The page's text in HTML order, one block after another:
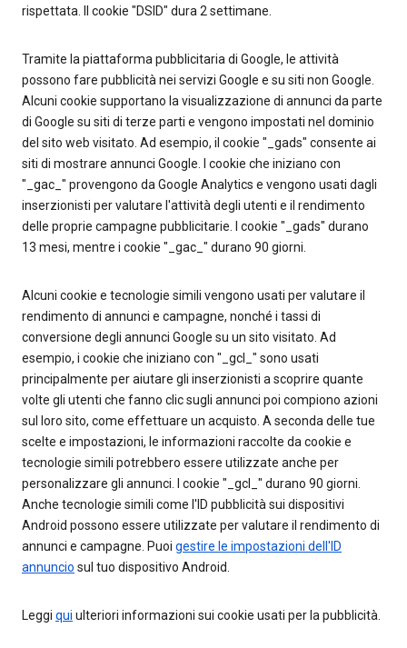
rispettata. Il cookie "DSID" dura 2 settimane.
Tramite la piattaforma pubblicitaria di Google, le attività
possono fare pubblicità nei servizi Google e su siti non Google.
Alcuni cookie supportano la visualizzazione di annunci da parte
di Google su siti di terze parti e vengono impostati nel dominio
del sito web visitato. Ad esempio, il cookie "_gads" consente ai
siti di mostrare annunci Google. I cookie che iniziano con
"_gac_" provengono da Google Analytics e vengono usati dagli
inserzionisti per valutare l'attività degli utenti e il rendimento
delle proprie campagne pubblicitarie. I cookie "_gads" durano
13 mesi, mentre i cookie "_gac_" durano 90 giorni.
Alcuni cookie e tecnologie simili vengono usati per valutare il
rendimento di annunci e campagne, nonché i tassi di
conversione degli annunci Google su un sito visitato. Ad
esempio, i cookie che iniziano con "_gcl_" sono usati
principalmente per aiutare gli inserzionisti a scoprire quante
volte gli utenti che fanno clic sugli annunci poi compiono azioni
sul loro sito, come effettuare un acquisto. A seconda delle tue
scelte e impostazioni, le informazioni raccolte da cookie e
tecnologie simili potrebbero essere utilizzate anche per
personalizzare gli annunci. I cookie "_gcl_" durano 90 giorni.
Anche tecnologie simili come l'ID pubblicità sui dispositivi
Android possono essere utilizzate per valutare il rendimento di
annunci e campagne. Puoi gestire le impostazioni dell'ID
annuncio sul tuo dispositivo Android.
Leggi qui ulteriori informazioni sui cookie usati per la pubblicità.